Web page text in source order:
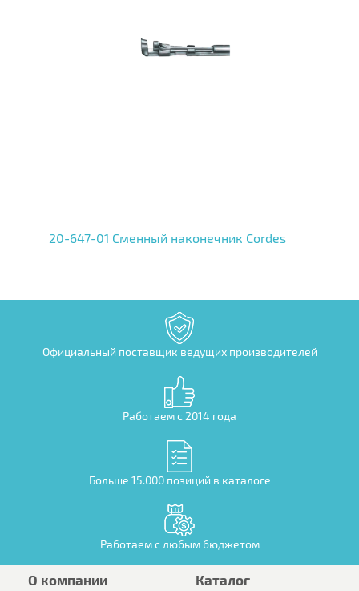
20-647-01 Сменный наконечник Cordes
Официальный поставщик ведущих производителей
Работаем с 2014 года
Больше 15.000 позиций в каталоге
Работаем с любым бюджетом
О компании Каталог